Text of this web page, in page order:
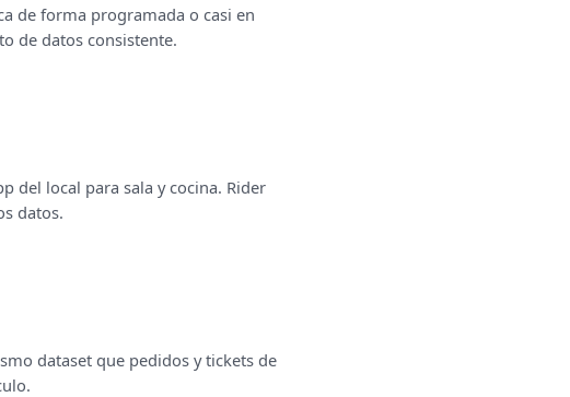
de forma programada o casi en
de datos consistente.
del local para sala y cocina. Rider
datos.
dataset que pedidos y tickets de